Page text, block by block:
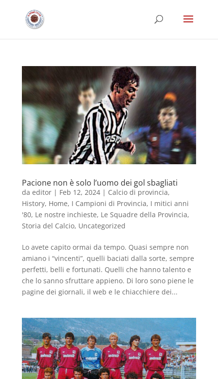
Pacione non è solo l’uomo dei gol sbagliati
da editor| Feb 12, 2024| Calcio di provincia,
History, Home, I Campioni di Provincia, I mitici anni
'80, Le nostre inchieste, Le Squadre della Provincia,
Storia del Calcio, Uncategorized
Lo avete capito ormai da tempo. Quasi sempre non
amiano i “vincenti”, quelli baciati dalla sorte, sempre
perfetti, belli e fortunati. Quelli che hanno talento e
che lo sanno sfruttare appieno. Di loro sono piene le
pagine dei giornali, il web e le chiacchiere dei...